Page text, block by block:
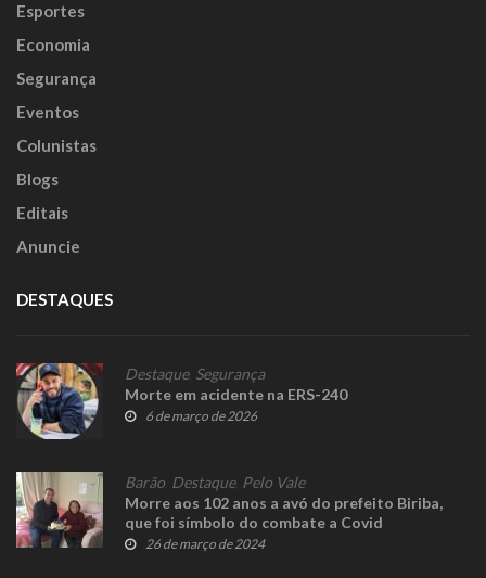
Esportes
Economia
Segurança
Eventos
Colunistas
Blogs
Editais
Anuncie
DESTAQUES
Destaque, Segurança
Morte em acidente na ERS-240
6 de março de 2026
Barão Destaque, Pelo Vale
Morre aos 102 anos a avó do prefeito Biriba,
que foi símbolo do combate a Covid
26 de março de 2024